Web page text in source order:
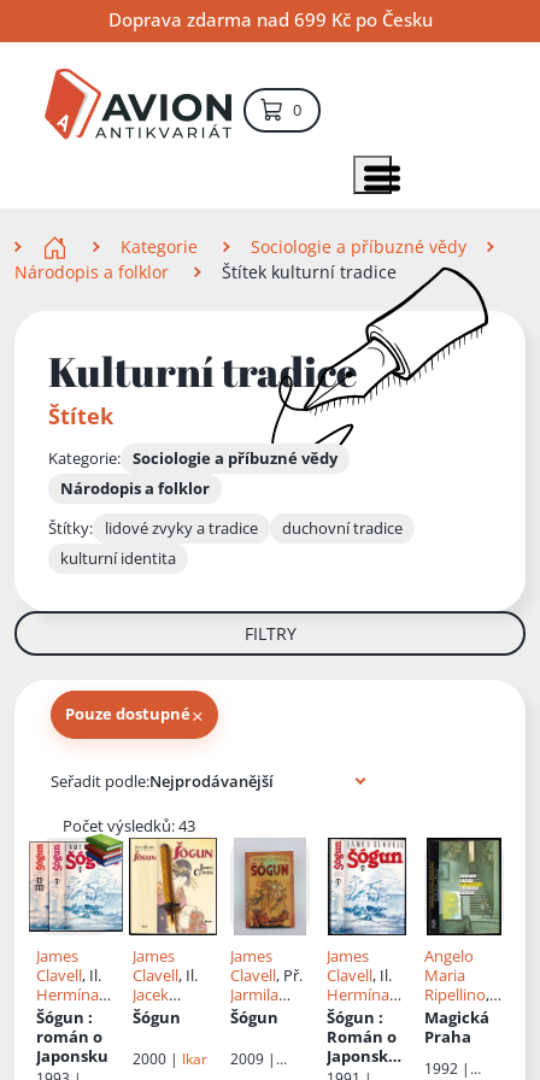
na
obsah
na
navigaci
na
vyhledávání
Doprava zdarma nad 699 Kč po Česku
0položek – košík
Zobrazit položky menu
Kategorie
Sociologie a příbuzné vědy
Národopis a folklor
Štítek kulturní tradice
Kulturní tradice
Štítek
Kategorie: Sociologie a příbuzné vědy
Národopis a folklor
Štítky:
lidové zvyky a tradice
duchovní tradice
kulturní identita
FILTRY
Pouze dostupné×
Seřadit podle:
Počet výsledků: 43
James
Clavell, Il.
Hermína
Kynčlová
H.H
Kynčlová,
Př.Alena
Šógun :
román o
Japonsku
James
Clavell, Il.
Jacek
Kopalski
Př.Jarmila
Emmerová
Šógun
2000 | Ikar
James
Clavell, Př.
Jarmila
Emmerová
Šógun
2009 |
James
Clavell, Il.
Hermína
Kynčlová
H.H
Kynčlová
Př.Alena
Šógun:
Román o
Japonsku
- 1
Angelo
Maria
Ripellino,
Př.Alena
Hartmano
Bohumír
Magická
Praha
1992 |